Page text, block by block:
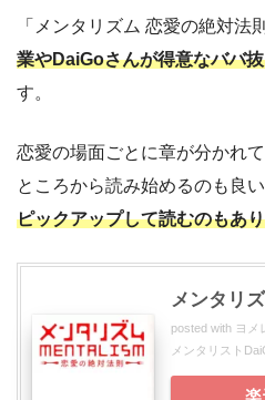
「メンタリズム 恋愛の絶対法
業やDaiGoさんが得意なババ
す。
恋愛の場面ごとに章が分かれ
ところから読み始めるのも良い
ピックアップして読むのもあり
メンタリ
posted with ヨメ
メンタリスト
楽